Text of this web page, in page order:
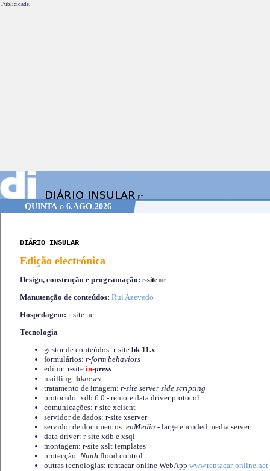
Publicidade.
QUINTAo 6.AGO.2026
DIÁRIO INSULAR
Edição electrónica
Design, construção e programação: r-site.net
Manutenção de conteúdos: Rui Azevedo
Hospedagem: r-site.net
Tecnologia
gestor de conteúdos: r-site bk 11.x
formulários: r-form behaviors
editor: r-site in-press
mailling: bknews
tratamento de imagem: r-site server side scripting
protocolo: xdb 6.0 - remote data driver protocol
comunicações: r-site xclient
servidor de dados: r-site xserver
servidor de documentos: enMedia - large encoded media server
data driver: r-site xdb e xsql
montagem: r-site xslt templates
protecção: Noah flood control
outras tecnologias: rentacar-online WebApp www.rentacar-online.net